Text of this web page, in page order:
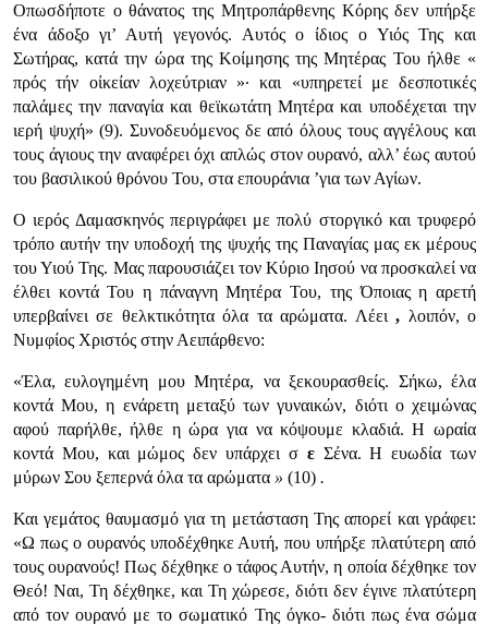
Οπωσδήποτε ο θάνατος της Μητροπάρθενης Κόρης δεν υπήρξε
ένα άδοξο γι’ Αυτή γεγονός. Αυτός ο ίδιος ο Υιός Της και
Σωτήρας, κατά την ώρα της Κοίμησης της Μητέρας Του ήλθε «
πρός τήν οἰκείαν λοχεύτριαν »· και «υπηρετεί με δεσποτικές
παλάμες την παναγία και θεϊκωτάτη Μητέρα και υποδέχεται την
ιερή ψυχή» (9). Συνοδευόμενος δε από όλους τους αγγέλους και
τους άγιους την αναφέρει όχι απλώς στον ουρανό, αλλ’ έως αυτού
του βασιλικού θρόνου Του, στα επουράνια ’για των Αγίων.
Ο ιερός Δαμασκηνός περιγράφει με πολύ στοργικό και τρυφερό
τρόπο αυτήν την υποδοχή της ψυχής της Παναγίας μας εκ μέρους
του Υιού Της. Μας παρουσιάζει τον Κύριο Ιησού να προσκαλεί να
έλθει κοντά Του η πάναγνη Μητέρα Του, της Όποιας η αρετή
υπερβαίνει σε θελκτικότητα όλα τα αρώματα. Λέει, λοιπόν, ο
Νυμφίος Χριστός στην Αειπάρθενο:
«Έλα, ευλογημένη μου Μητέρα, να ξεκουρασθείς. Σήκω, έλα
κοντά Μου, η ενάρετη μεταξύ των γυναικών, διότι ο χειμώνας
αφού παρήλθε, ήλθε η ώρα για να κόψουμε κλαδιά. Η ωραία
κοντά Μου, και μώμος δεν υπάρχει σ ε Σένα. Η ευωδία των
μύρων Σου ξεπερνά όλα τα αρώματα » (10) .
Και γεμάτος θαυμασμό για τη μετάσταση Της απορεί και γράφει:
«Ω πως ο ουρανός υποδέχθηκε Αυτή, που υπήρξε πλατύτερη από
τους ουρανούς! Πως δέχθηκε ο τάφος Αυτήν, η οποία δέχθηκε τον
Θεό! Ναι, Τη δέχθηκε, και Τη χώρεσε, διότι δεν έγινε πλατύτερη
από τον ουρανό με το σωματικό Της όγκο- διότι πως ένα σώμα